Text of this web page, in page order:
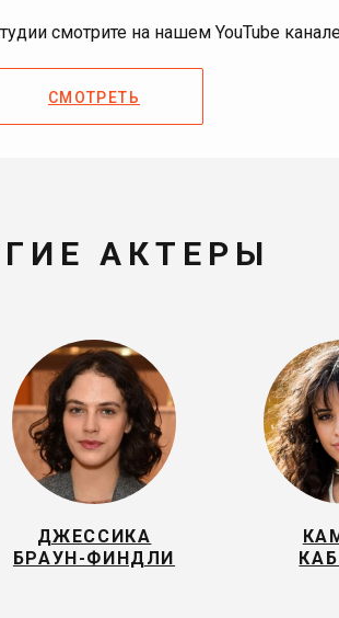
смотрите на нашем YouTube
СМОТРЕТЬ
АКТЕРЫ
ДЖЕССИКА
БРАУН-ФИНДЛИ